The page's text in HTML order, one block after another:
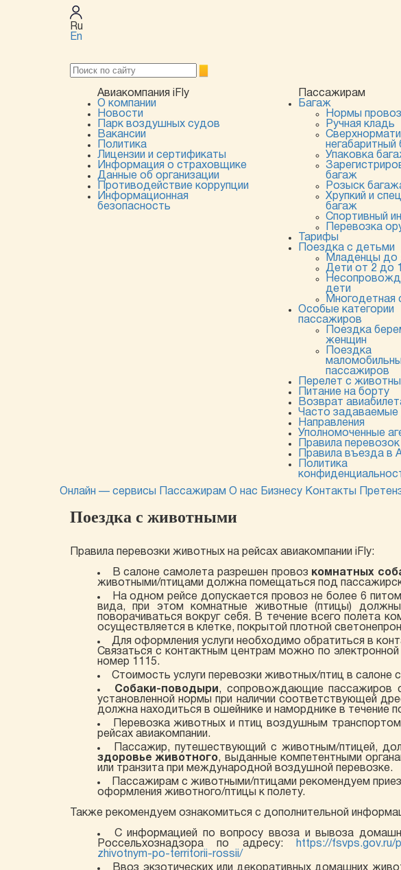
Ru
En
Авиакомпания iFly
О компании
Новости
Парк воздушных судов
Вакансии
Политика
Лицензии и сертификаты
Информация о страховщике
Данные об организации
Противодействие коррупции
Информационная
безопасность
Пассажирам
Багаж
Нормы
Ручная кладь
негабаритный
Упаковка
багаж
Розыск
Хрупкий и
багаж
Спортивный
Перевозка
Тарифы
Поездка с детьми
Младенцы до
Дети от 2 до
дети
Многодетная
Особые категории
пассажиров
Поездка
женщин
Поездка
пассажиров
Перелет с
Питание на борту
Возврат
Часто задаваемые
Направления
Уполномоченные
Правила перевозок
Правила въезда в
Политика
Онлайн — сервисы Пассажирам О нас Бизнесу Контакты
Поездка с животными
Правила перевозки животных на рейсах авиакомпании iFly:
В салоне самолета разрешен провоз комнатных
животными/птицами должна помещаться под
На одном рейсе допускается провоз не более 6
вида, при этом комнатные животные (птицы)
поворачиваться вокруг себя. В течение всего полета
осуществляется в клетке, покрытой плотной
Для оформления услуги необходимо обратиться в
Связаться с контактным центрам можно по электронной
номер 1115.
Стоимость услуги перевозки животных/птиц в салоне
Собаки-поводыри , сопровождающие пассажиров с
установленной нормы при наличии соответствующей
должна находиться в ошейнике и наморднике в течение
Перевозка животных и птиц воздушным
рейсах авиакомпании.
Пассажир, путешествующий с животным/птицей,
здоровье животного, выданные компетентными
или транзита при международной воздушной перевозке.
Пассажирам с животными/птицами рекомендуем
оформления животного/птицы к полету.
Также рекомендуем ознакомиться с дополнительной
С информацией по вопросу ввоза и вывоза
Россельхознадзора по адресу:
https://fsvps.gov.ru/
zhivotnym-po-territorii-rossii/
Ввоз экзотических или декоративных домашних